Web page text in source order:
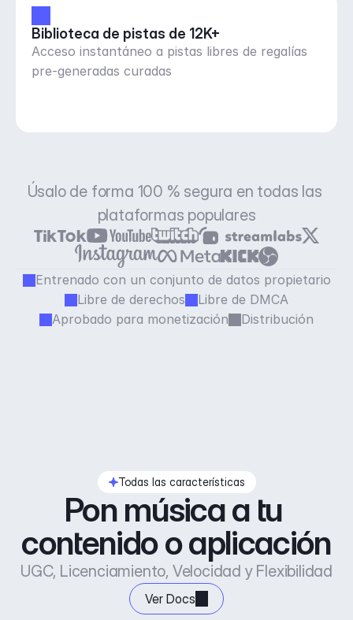
Biblioteca de pistas de 12K+
Acceso instantáneo a pistas libres de regalías
pre-generadas curadas
Úsalo de forma 100 % segura en todas las
plataformas populares
Entrenado con un conjunto de datos propietario
Libre de derechos
Libre de DMCA
Aprobado para monetización
Distribución
Todas las características
Pon música a tu
contenido o aplicación
UGC, Licenciamiento, Velocidad y Flexibilidad
Ver Docs